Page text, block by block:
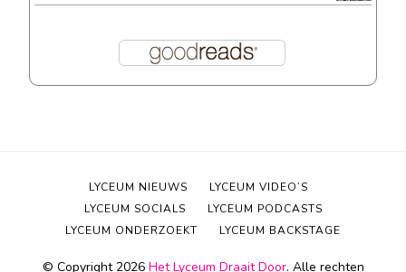
© Copyright 2026 Het Lyceum Draait Door. Alle rechten
LYCEUM NIEUWS
LYCEUM VIDEO’S
LYCEUM SOCIALS
LYCEUM PODCASTS
LYCEUM ONDERZOEKT
LYCEUM BACKSTAGE